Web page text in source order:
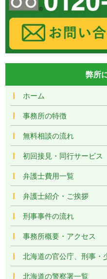
弊所
ホーム
事務所の特徴
無料相談の流れ
初回接見・同行サービス
弁護士費用一覧
弁護士紹介・ご挨拶
刑事事件の流れ
事務所概要・アクセス
北海道の官公庁、刑事・
北海道の警察署一覧